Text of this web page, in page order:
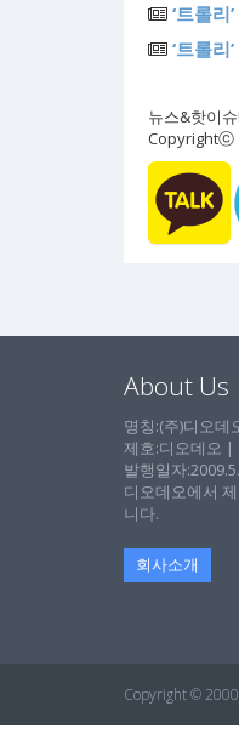
‘트롤
‘트롤
뉴스&핫이
Copyrightⓒ
About Us
명칭:(주)디오
제호:디오데오 |
발행일자
디오데오에서
니다.
회사소개
Copyright ©